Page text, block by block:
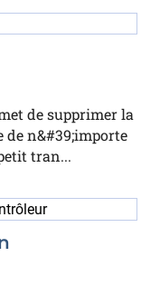
de supprimer la
de n&#39;importe
tran...